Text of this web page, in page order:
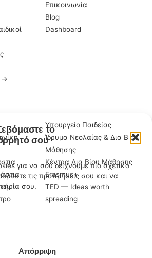
το
σου
για να σου δείχνουμε πιο σχετικό
τις προτιμήσεις σου και να
σου.
Απόρριψη
→
Επικοινωνία
Blog
Dashboard
Υπουργείο Παιδείας
Ίδρυμα Νεολαίας & Δια Βίου
Μάθησης
Κέντρα Δια Βίου Μάθησης
Erasmus+
TED — Ideas worth
spreading